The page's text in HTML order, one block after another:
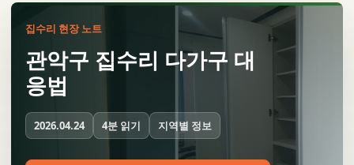
집수리 현장 노트
관악구 집수리 다가구 대
응법
2026.04.24 4분 읽기 지역별 정보